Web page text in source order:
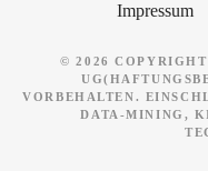
Impressum
© 2026 COPYRIGHT
VORBEHALTEN.
ATA-MINING, KI-